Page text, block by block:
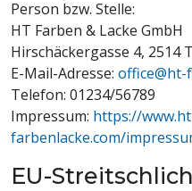
Person bzw. Stelle:
HT Farben & Lacke GmbH
Hirschäckergasse 4, 2514
E-Mail-Adresse: office@ht-
Telefon: 01234/56789
Impressum: https://
farbenlacke.com/
EU-